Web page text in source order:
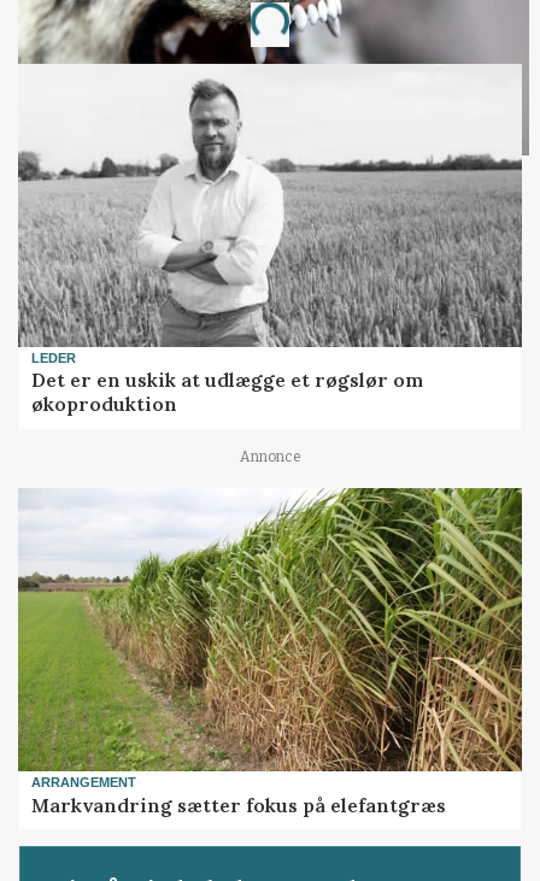
Loading...
LEDER
Det er en uskik at udlægge et røgslør om
økoproduktion
Annonce
ARRANGEMENT
Markvandring sætter fokus på elefantgræs